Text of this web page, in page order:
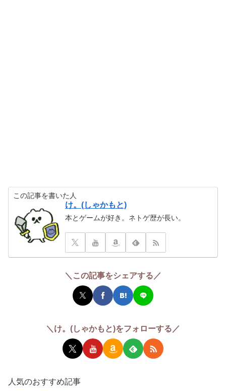
この記事を書いた人
け。(しゃかもと)
本とゲームが好き。ネトゲ歴が長い。
＼この記事をシェアする／
＼け。(しゃかもと)をフォローする／
人気のおすすめ記事